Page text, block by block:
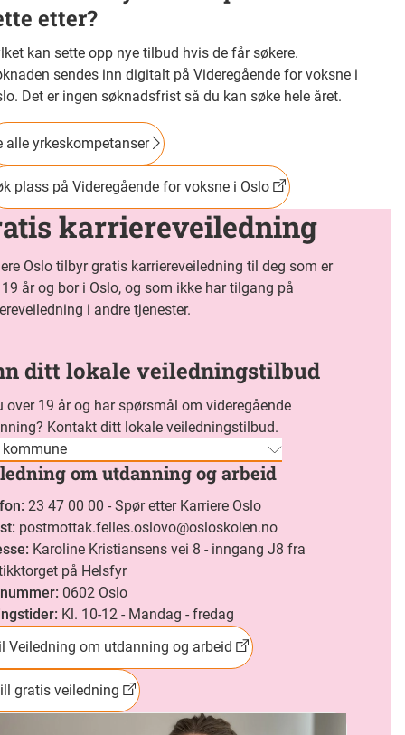
etter?
kan sette opp nye tilbud hvis de får søkere.
sendes inn digitalt på Videregående for voksne i
Det er ingen søknadsfrist så du kan søke hele året.
alle yrkeskompetanser
plass på Videregående for voksne i Oslo
karriereveiledning
Oslo tilbyr gratis karriereveiledning til deg som er
år og bor i Oslo, og som ikke har tilgang på
i andre tjenester.
ditt lokale veiledningstilbud
over 19 år og har spørsmål om videregående
Kontakt ditt lokale veiledningstilbud.
kommune
om utdanning og arbeid
: 23 47 00 00 - Spør etter Karriere Oslo
: postmottak.felles.oslovo@osloskolen.no
: Karoline Kristiansens vei 8 - inngang J8 fra
på Helsfyr
: 0602 Oslo
: Kl. 10-12 - Mandag - fredag
Veiledning om utdanning og arbeid
gratis veiledning